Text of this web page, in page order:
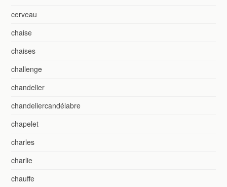
cerveau
chaise
chaises
challenge
chandelier
chandeliercandélabre
chapelet
charles
charlie
chauffe